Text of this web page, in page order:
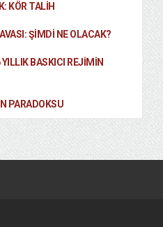
KÖR TALIH
ŞİMDİ NE OLACAK?
BASKICI REJIMIN
PARADOKSU